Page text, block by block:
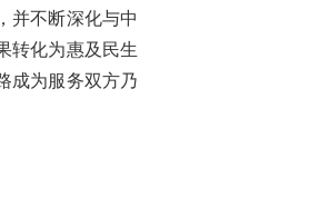
并不断深化与中
转化为惠及民生
成为服务双方乃